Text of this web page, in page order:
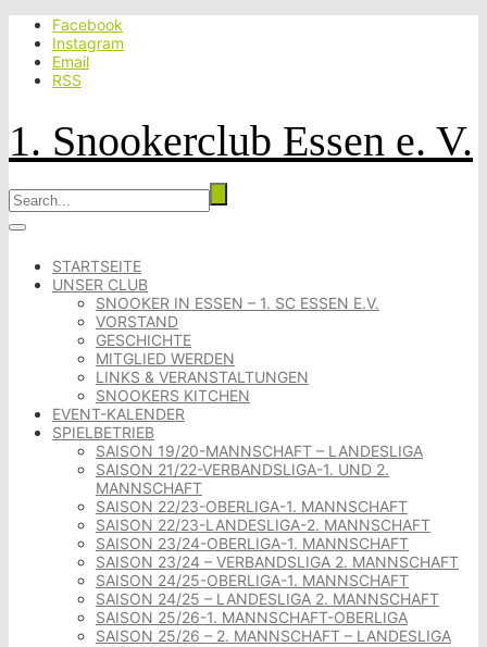
Facebook
Instagram
Email
RSS
1. Snookerclub Essen e. V.
STARTSEITE
UNSER CLUB
SNOOKER IN ESSEN – 1. SC ESSEN E.V.
VORSTAND
GESCHICHTE
MITGLIED WERDEN
LINKS & VERANSTALTUNGEN
SNOOKERS KITCHEN
EVENT-KALENDER
SPIELBETRIEB
SAISON 19/20-MANNSCHAFT – LANDESLIGA
SAISON 21/22-VERBANDSLIGA-1. UND 2.
MANNSCHAFT
SAISON 22/23-OBERLIGA-1. MANNSCHAFT
SAISON 22/23-LANDESLIGA-2. MANNSCHAFT
SAISON 23/24-OBERLIGA-1. MANNSCHAFT
SAISON 23/24 – VERBANDSLIGA 2. MANNSCHAFT
SAISON 24/25-OBERLIGA-1. MANNSCHAFT
SAISON 24/25 – LANDESLIGA 2. MANNSCHAFT
SAISON 25/26-1. MANNSCHAFT-OBERLIGA
SAISON 25/26 – 2. MANNSCHAFT – LANDESLIGA